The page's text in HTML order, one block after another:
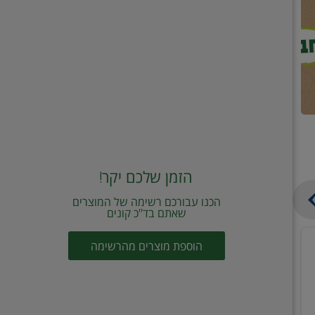
הזמן שלכם יקר!
הכנו עבורכם רשימה של המוצרים
שאתם בד"כ קונים
הוספת מוצרים מהרשימה